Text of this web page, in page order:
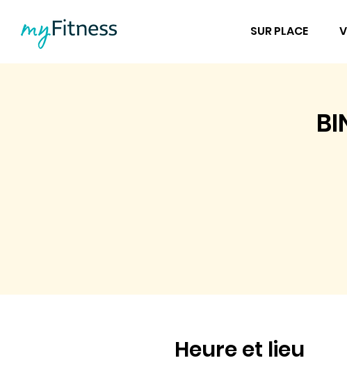
SUR PLACE
Heure et lieu